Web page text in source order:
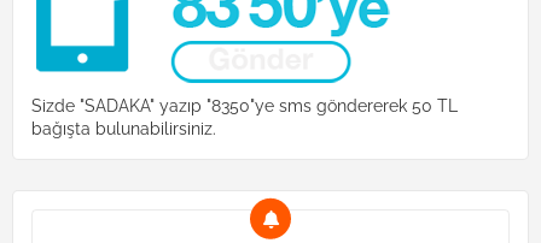
Sizde "SADAKA" yazıp "8350"ye sms göndererek 50 TL
bağışta bulunabilirsiniz.